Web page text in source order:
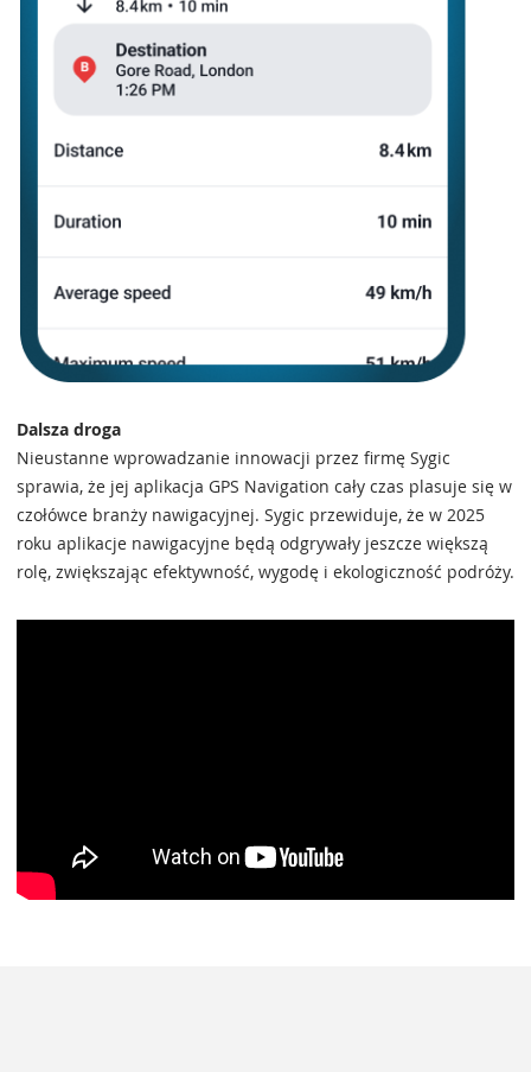
Dalsza droga
Nieustanne wprowadzanie innowacji przez firmę Sygic
sprawia, że jej aplikacja GPS Navigation cały czas plasuje się w
czołówce branży nawigacyjnej. Sygic przewiduje, że w 2025
roku aplikacje nawigacyjne będą odgrywały jeszcze większą
rolę, zwiększając efektywność, wygodę i ekologiczność podróży.